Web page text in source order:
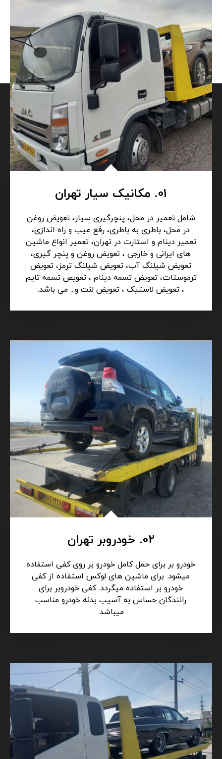
01. مکانیک سیار تهران
شامل تعمیر در محل، پنچرگیری سیار، تعویض روغن
در محل، باطری به باطری، رفع عیب و راه اندازی،
تعمیر دینام و استارت در تهران، تعمیر انواع ماشین
های ایرانی و خارجی ، تعویض روغن و پنچر گیری،
تعویض شیلنگ آب، تعویض شیلنگ ترمز، تعویض
ترموستات، تعویض تسمه دینام ، تعویص تسمه تایم
، تعویض لاستیک ، تعویض لنت و... می باشد.
02. خودروبر تهران
خودرو بر برای حمل کامل خودرو بر روی کفی استفاده
میشود. برای ماشین های لوکس استفاده از کفی
خودرو بر استفاده میگردد. کفی خودروبر برای
رانندگان حساس به آسیب بدنه خودرو مناسب
میباشد.